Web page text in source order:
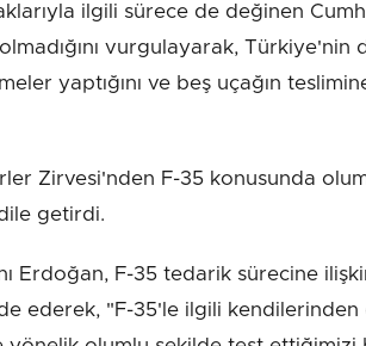
ilgili sürece de değinen
vurgulayarak, Türkiye'nin
yaptığını ve beş uçağın
Zirvesi'nden F-35 konusunda
getirdi.
Erdoğan, F-35 tedarik sürecine
ederek, "F-35'le ilgili kendilerinden